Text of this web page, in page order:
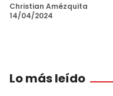
Christian Amézquita
14/04/2024
Lo más leído